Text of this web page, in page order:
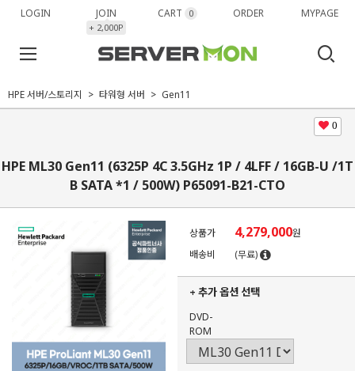
LOGIN JOIN
+ 2,000P
CART 0 ORDER MYPAGE
HPE 서버/스토리지 타워형 서버 Gen11
0
HPE ML30 Gen11 (6325P 4C 3.5GHz 1P / 4LFF / 16GB-U /1T
B SATA *1 / 500W) P65091-B21-CTO
상품가 4,279,000원
배송비
(무료)
+ 추가 옵션 선택
DVD-
ROM